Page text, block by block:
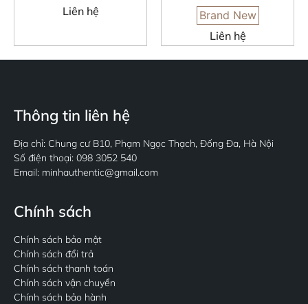
Liên hệ
Brand New
Liên hệ
Thông tin liên hệ
Địa chỉ: Chung cư B10, Phạm Ngọc Thạch, Đống Đa, Hà Nội
Số điện thoại: 098 3052 540
Email: minhauthentic@gmail.com
Chính sách
Chính sách bảo mật
Chính sách đổi trả
Chính sách thanh toán
Chính sách vận chuyển
Chính sách bảo hành